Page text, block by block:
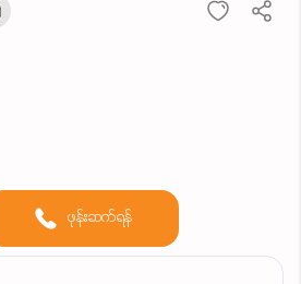
ဖုန်းဆက်ရန်